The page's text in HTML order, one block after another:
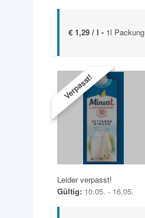
€ 1,29 / l - 1l Packung
Verpasst!
Leider verpasst!
Gültig: 10.05. - 16.05.